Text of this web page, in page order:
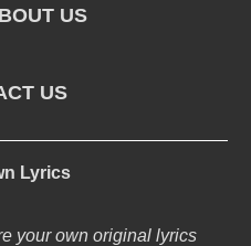
US
US
Lyrics
your own original lyrics